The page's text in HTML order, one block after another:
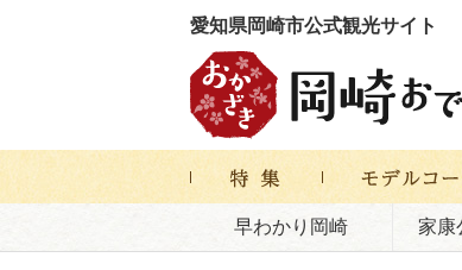
愛知県岡崎市公式観光サイト
早わかり岡崎 家康